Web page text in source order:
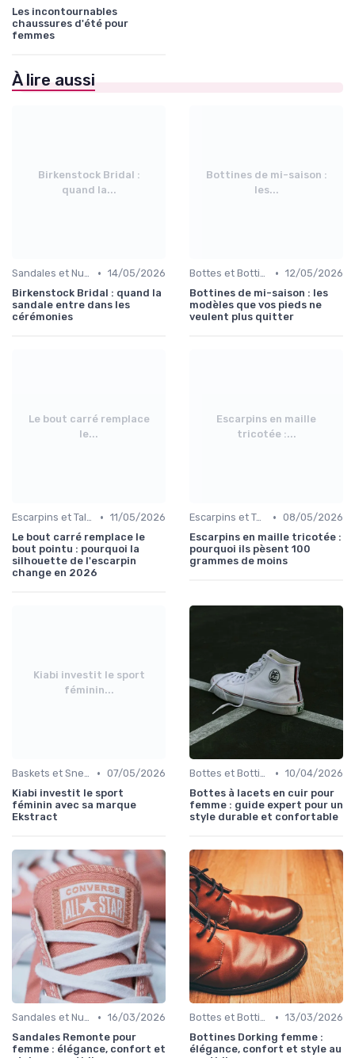
Les incontournables
chaussures d'été pour
femmes
À lire aussi
Birkenstock Bridal :
quand la...
Sandales et Nu-pieds • 14/05/2026
Birkenstock Bridal : quand la
sandale entre dans les
cérémonies
Bottines de mi-saison :
les...
Bottes et Bottines • 12/05/2026
Bottines de mi-saison : les
modèles que vos pieds ne
veulent plus quitter
Le bout carré remplace
le...
Escarpins et Talons • 11/05/2026
Le bout carré remplace le
bout pointu : pourquoi la
silhouette de l'escarpin
change en 2026
Escarpins en maille
tricotée :...
Escarpins et Talons • 08/05/2026
Escarpins en maille tricotée :
pourquoi ils pèsent 100
grammes de moins
Kiabi investit le sport
féminin...
Baskets et Sneakers • 07/05/2026
Kiabi investit le sport
féminin avec sa marque
Ekstract
Bottes et Bottines • 10/04/2026
Bottes à lacets en cuir pour
femme : guide expert pour un
style durable et confortable
Sandales et Nu-pieds • 16/03/2026
Sandales Remonte pour
femme : élégance, confort et
Bottes et Bottines • 13/03/2026
Bottines Dorking femme :
élégance, confort et style au